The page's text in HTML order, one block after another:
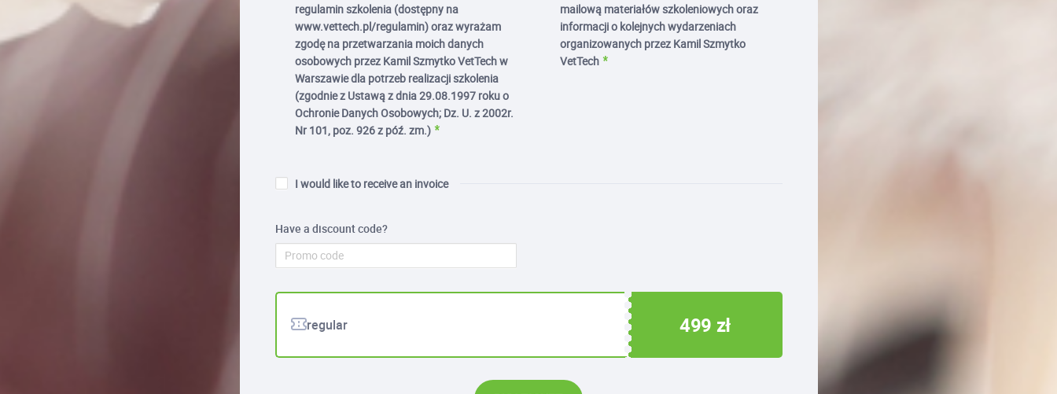
regulamin szkolenia (dostępny na
www.vettech.pl/regulamin) oraz wyrażam
zgodę na przetwarzania moich danych
osobowych przez Kamil Szmytko VetTech w
Warszawie dla potrzeb realizacji szkolenia
(zgodnie z Ustawą z dnia 29.08.1997 roku o
Ochronie Danych Osobowych; Dz. U. z 2002r.
Nr 101, poz. 926 z póź. zm.)
mailową materiałów szkoleniowych oraz
informacji o kolejnych wydarzeniach
organizowanych przez Kamil Szmytko
VetTech
I would like to receive an invoice
Have a discount code?
regular 499 zł